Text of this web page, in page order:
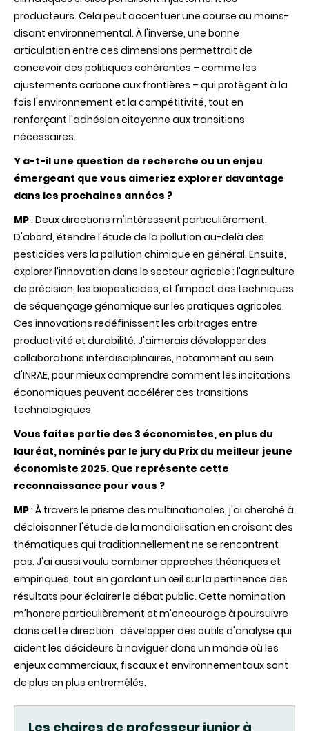
producteurs. Cela peut accentuer une course au moins-
disant environnemental. À l'inverse, une bonne
articulation entre ces dimensions permettrait de
concevoir des politiques cohérentes – comme les
ajustements carbone aux frontières – qui protègent à la
fois l'environnement et la compétitivité, tout en
renforçant l'adhésion citoyenne aux transitions
nécessaires.
Y a-t-il une question de recherche ou un enjeu
émergeant que vous aimeriez explorer davantage
dans les prochaines années ?
MP: Deux directions m'intéressent particulièrement.
D'abord, étendre l'étude de la pollution au-delà des
pesticides vers la pollution chimique en général. Ensuite,
explorer l'innovation dans le secteur agricole : l'agriculture
de précision, les biopesticides, et l'impact des techniques
de séquençage génomique sur les pratiques agricoles.
Ces innovations redéfinissent les arbitrages entre
productivité et durabilité. J'aimerais développer des
collaborations interdisciplinaires, notamment au sein
d'INRAE, pour mieux comprendre comment les incitations
économiques peuvent accélérer ces transitions
technologiques.
Vous faites partie des 3 économistes, en plus du
lauréat, nominés par le jury du Prix du meilleur jeune
économiste 2025. Que représente cette
reconnaissance pour vous ?
MP: À travers le prisme des multinationales, j'ai cherché à
décloisonner l'étude de la mondialisation en croisant des
thématiques qui traditionnellement ne se rencontrent
pas. J'ai aussi voulu combiner approches théoriques et
empiriques, tout en gardant un œil sur la pertinence des
résultats pour éclairer le débat public. Cette nomination
m'honore particulièrement et m'encourage à poursuivre
dans cette direction : développer des outils d'analyse qui
aident les décideurs à naviguer dans un monde où les
enjeux commerciaux, fiscaux et environnementaux sont
de plus en plus entremêlés.
Les chaires de professeur junior à